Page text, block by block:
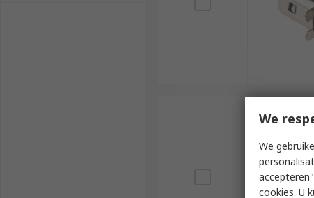
We
We
cookies. U